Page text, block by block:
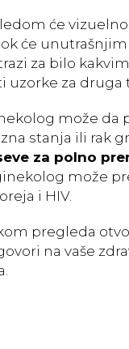
će
će
za bilo
uzorke za druga
može da
stanja ili rak
za polno
može
i HIV.
pregleda
na vaše